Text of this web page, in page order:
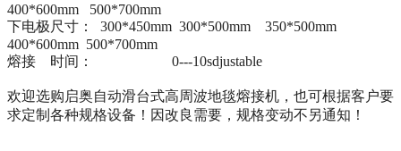
400*600mm 500*700mm
下电极尺寸： 300*450mm 300*500mm 350*500mm
400*600mm 500*700mm
熔接 时间： 0---10sdjustable
欢迎选购启奥自动滑台式高周波地毯熔接机，也可根据客户要
求定制各种规格设备！因改良需要，规格变动不另通知！